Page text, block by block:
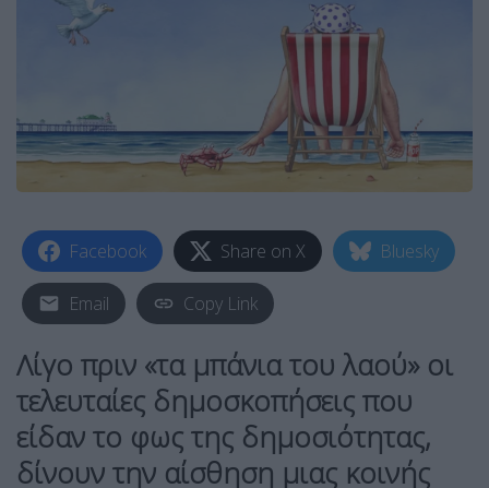
Facebook Share on X Bluesky
Email Copy Link
Λίγο πριν «τα μπάνια του λαού» οι
τελευταίες δημοσκοπήσεις που
είδαν το φως της δημοσιότητας,
δίνουν την αίσθηση μιας κοινής